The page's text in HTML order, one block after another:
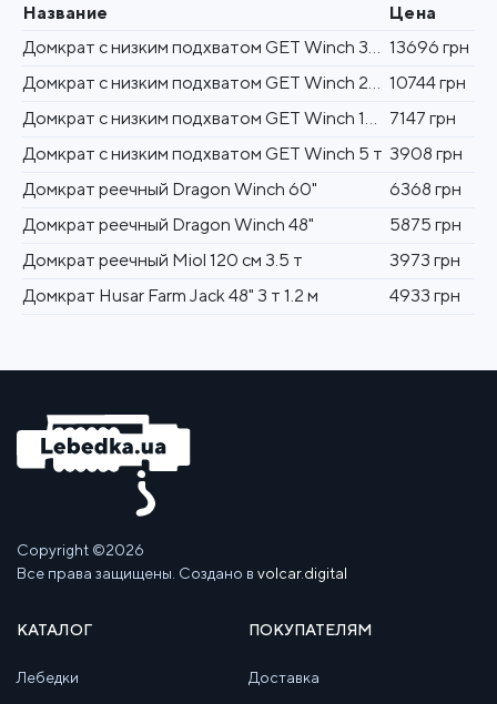
Название
Цена
Домкрат с низким подхватом GET Winch 30 т 13696 грн
Домкрат с низким подхватом GET Winch 20 т 10744 грн
Домкрат с низким подхватом GET Winch 10 т
7147 грн
Домкрат с низким подхватом GET Winch 5 т 3908 грн
Домкрат реечный Dragon Winch 60"
6368 грн
Домкрат реечный Dragon Winch 48"
5875 грн
Домкрат реечный Miol 120 см 3.5 т
3973 грн
Домкрат Husar Farm Jack 48" 3 т 1.2 м
4933 грн
Copyright ©2026
Все права защищены. Создано в volcar.digital
КАТАЛОГ
Лебедки
ПОКУПАТЕЛЯМ
Доставка